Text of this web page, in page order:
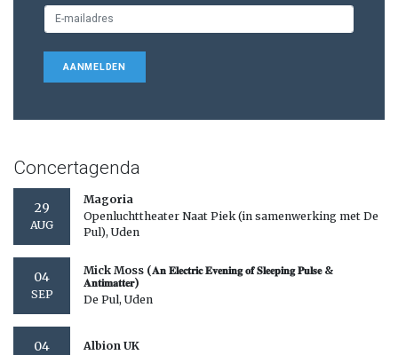
AANMELDEN
Concertagenda
29
AUG
Magoria
Openluchttheater Naat Piek (in samenwerking met De
Pul), Uden
04
SEP
Mick Moss (𝐀𝐧 𝐄𝐥𝐞𝐜𝐭𝐫𝐢𝐜 𝐄𝐯𝐞𝐧𝐢𝐧𝐠 𝐨𝐟 𝐒𝐥𝐞𝐞𝐩𝐢𝐧𝐠 𝐏𝐮𝐥𝐬𝐞 &
𝐀𝐧𝐭𝐢𝐦𝐚𝐭𝐭𝐞𝐫)
De Pul, Uden
04
Albion UK